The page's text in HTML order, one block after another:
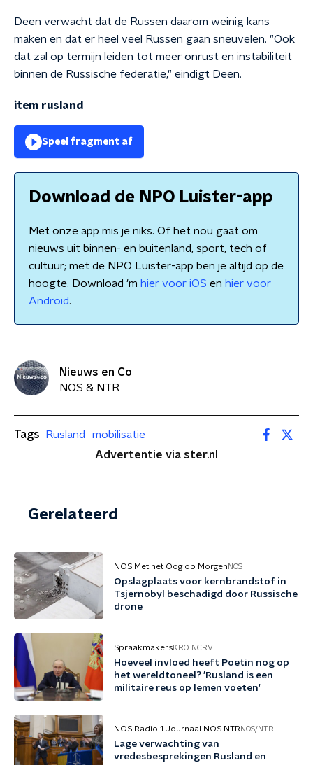
Deen verwacht dat de Russen daarom weinig kans
maken en dat er heel veel Russen gaan sneuvelen. "Ook
dat zal op termijn leiden tot meer onrust en instabiliteit
binnen de Russische federatie," eindigt Deen.
item rusland
Speel fragment af
Download de NPO Luister-app
Met onze app mis je niks. Of het nou gaat om
nieuws uit binnen- en buitenland, sport, tech of
cultuur; met de NPO Luister-app ben je altijd op de
hoogte. Download 'm hier voor iOS en hier voor
Android.
Nieuws en Co
NOS & NTR
Tags Rusland
mobilisatie
Advertentie via ster.nl
Gerelateerd
NOS Met het Oog op Morgen NOS
Opslagplaats voor kernbrandstof in
Tsjernobyl beschadigd door Russische
drone
SpraakmakersKRO-NCRV
Hoeveel invloed heeft Poetin nog op
het wereldtoneel? 'Rusland is een
militaire reus op lemen voeten'
NOS Radio 1 Journaal NOS NTR NOS/NTR
Lage verwachting van
vredesbesprekingen Rusland en